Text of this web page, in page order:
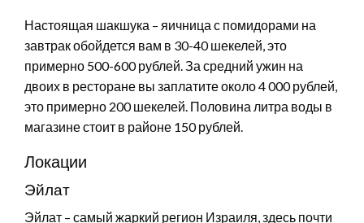
Настоящая шакшука – яичница с помидорами на
завтрак обойдется вам в 30-40 шекелей, это
примерно 500-600 рублей. За средний ужин на
двоих в ресторане вы заплатите около 4 000 рублей,
это примерно 200 шекелей. Половина литра воды в
магазине стоит в районе 150 рублей.
Локации
Эйлат
Эйлат – самый жаркий регион Израиля, здесь почти